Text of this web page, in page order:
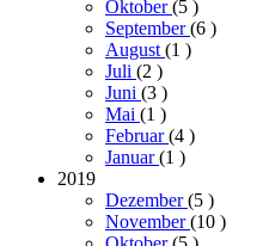
Oktober(5 )
September(6 )
August(1 )
Juli (2 )
Juni (3 )
Mai (1 )
Februar(4 )
Januar(1 )
2019
Dezember(5 )
November(10 )